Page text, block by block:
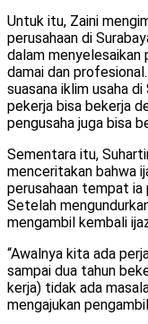
Untuk itu, Zaini
perusahaan di
dalam menyelesaikan
damai dan
suasana iklim usaha
pekerja bisa bekerja
pengusaha juga bisa
Sementara itu,
menceritakan bahwa
perusahaan tempat ia
Setelah
mengambil kembali
“Awalnya kita ada
sampai dua tahun
kerja) tidak ada
mengajukan